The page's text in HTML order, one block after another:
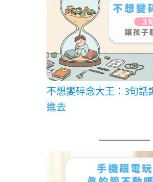
不想變碎念大王：3句話
進去